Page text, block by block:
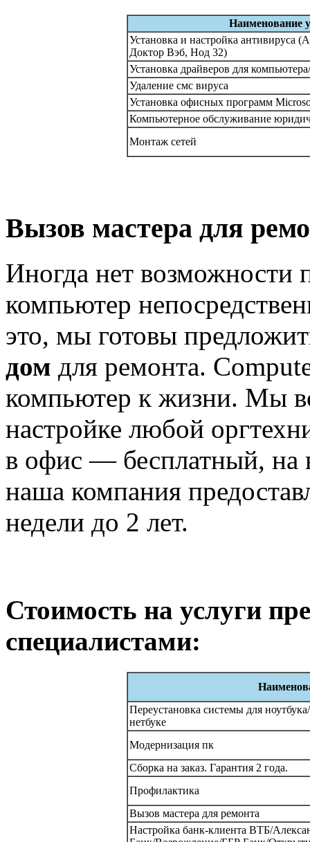
Наименование
Установка и настройка антивируса
Доктор Вэб, Нод 32)
Установка драйверов для
Удаление смс вируса
Установка офисных программ
Компьютерное обслуживание
Монтаж сетей
Вызов мастера для
Иногда нет возможности
компьютер
это, мы готовы
дом для ремонта.
компьютер к жизни. Мы
настройке любой
в офис — бесплатный, на
наша компания
недели до 2 лет.
Стоимость на услуги
специалистами:
Переустановка системы для
нетбуке
Модернизация пк
Сборка на заказ. Гарантия 2 года.
Профилактика
Вызов мастера для ремонта
Настройка банк-клиента ВТБ/